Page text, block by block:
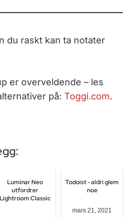
du raskt kan ta notater
er overveldende – les
på: Toggi.com.
Luminar Neo
utfordrer
Lightroom Classic
Todoist - aldri glem
noe
mars 21, 2021